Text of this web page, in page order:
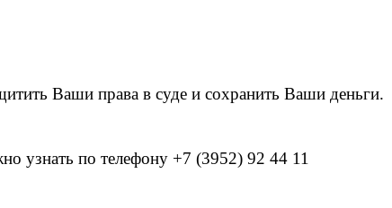
Ваши права в суде и сохранить Ваши деньги.
узнать по телефону +7 (3952) 92 44 11